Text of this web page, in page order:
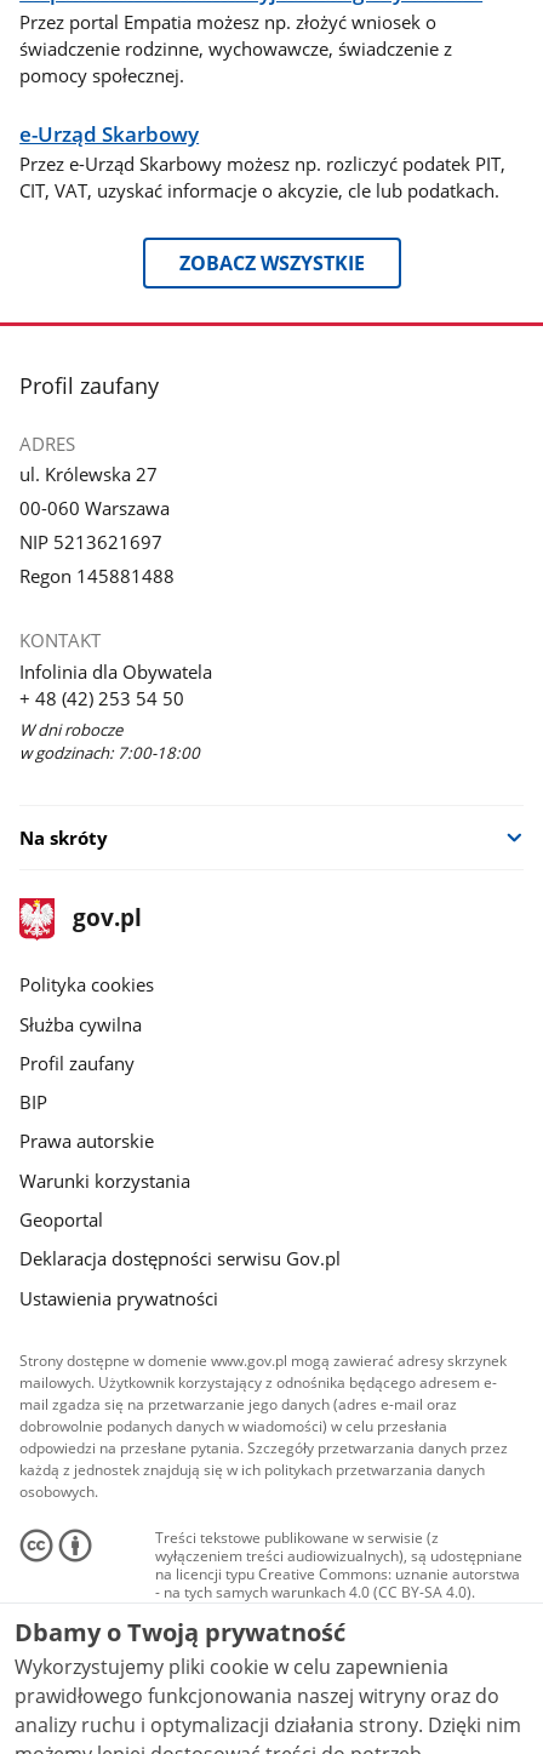
Przez portal Empatia możesz np. złożyć wniosek o
świadczenie rodzinne, wychowawcze, świadczenie z
pomocy społecznej.
e-Urząd Skarbowy
Przez e-Urząd Skarbowy możesz np. rozliczyć podatek PIT,
CIT, VAT, uzyskać informacje o akcyzie, cle lub podatkach.
ZOBACZ WSZYSTKIE
stopka
Profil zaufany
ADRES
ul. Królewska 27
00-060 Warszawa
NIP 5213621697
Regon 145881488
KONTAKT
Infolinia dla Obywatela
+ 48 (42) 253 54 50
W dni robocze
w godzinach: 7:00-18:00
Na skróty
stopka
gov.pl
Strona
gov.pl
gov.pl
Polityka cookies
Służba cywilna
Profil zaufany
BIP
Prawa autorskie
Warunki korzystania
Geoportal
Deklaracja dostępności serwisu Gov.pl
Ustawienia prywatności
Strony dostępne w domenie www.gov.pl mogą zawierać adresy skrzynek
mailowych. Użytkownik korzystający z odnośnika będącego adresem e-
mail zgadza się na przetwarzanie jego danych (adres e-mail oraz
dobrowolnie podanych danych w wiadomości) w celu przesłania
odpowiedzi na przesłane pytania. Szczegóły przetwarzania danych przez
każdą z jednostek znajdują się w ich politykach przetwarzania danych
osobowych.
Treści tekstowe publikowane w serwisie (z
wyłączeniem treści audiowizualnych), są udostępniane
na licencji typu Creative Commons: uznanie autorstwa
- na tych samych warunkach 4.0 (CC BY-SA 4.0).
Materiały audiowizualne, w tym zdjęcia, materiały
audio i wideo, są udostępniane na licencji typu
Creative Commons: uznanie autorstwa użycie
niekomercyjne - bez utworów zależnych 4.0 (CC BY-
NC-ND 4.0), o ile nie jest to stwierdzone inaczej.
Dbamy o Twoją prywatność
Wykorzystujemy pliki cookie w celu zapewnienia
prawidłowego funkcjonowania naszej witryny oraz do
analizy ruchu i optymalizacji działania strony. Dzięki nim